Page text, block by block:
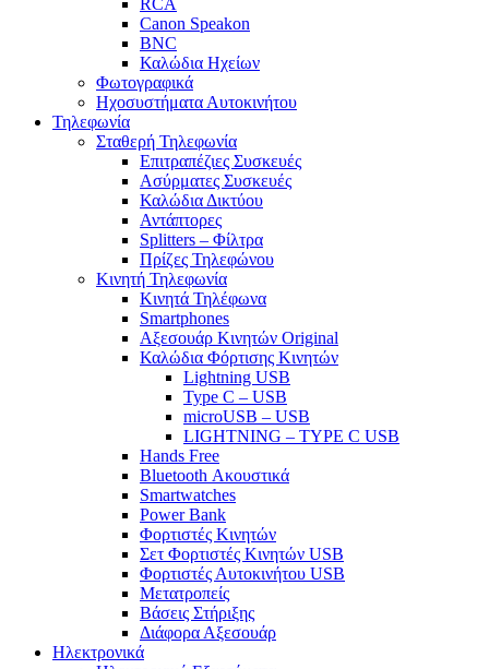
RCA
Canon Speakon
BNC
Καλώδια Ηχείων
Φωτογραφικά
Ηχοσυστήματα Αυτοκινήτου
Τηλεφωνία
Σταθερή Τηλεφωνία
Επιτραπέζιες Συσκευές
Ασύρματες Συσκευές
Καλώδια Δικτύου
Αντάπτορες
Splitters – Φίλτρα
Πρίζες Τηλεφώνου
Κινητή Τηλεφωνία
Κινητά Τηλέφωνα
Smartphones
Αξεσουάρ Κινητών Original
Καλώδια Φόρτισης Κινητών
Lightning USB
Type C – USB
microUSB – USB
LIGHTNING – TYPE C USB
Hands Free
Bluetooth Ακουστικά
Smartwatches
Power Bank
Φορτιστές Κινητών
Σετ Φορτιστές Κινητών USB
Φορτιστές Αυτοκινήτου USB
Μετατροπείς
Βάσεις Στήριξης
Διάφορα Αξεσουάρ
Ηλεκτρονικά